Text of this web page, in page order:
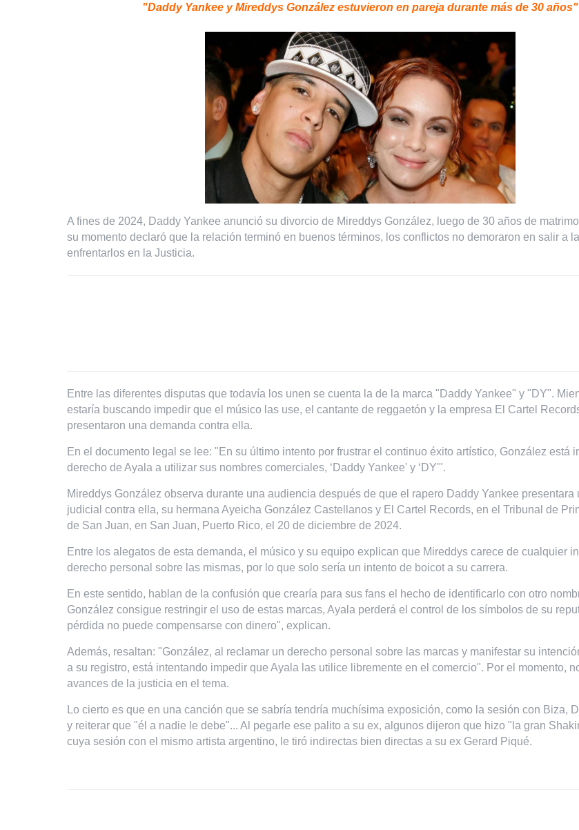
"Daddy Yankee y Mireddys González estuvieron en pareja durante más de 30 años"
A fines de 2024, Daddy Yankee anunció su divorcio de Mireddys González, luego de 30 años de
su momento declaró que la relación terminó en buenos términos, los conflictos no demoraron en salir a
enfrentarlos en la Justicia.
Entre las diferentes disputas que todavía los unen se cuenta la de la marca "Daddy Yankee" y "DY".
estaría buscando impedir que el músico las use, el cantante de reggaetón y la empresa El Cartel
presentaron una demanda contra ella.
En el documento legal se lee: "En su último intento por frustrar el continuo éxito artístico, González está
derecho de Ayala a utilizar sus nombres comerciales, ‘Daddy Yankee' y ‘DY'".
Mireddys González observa durante una audiencia después de que el rapero Daddy Yankee presentara
judicial contra ella, su hermana Ayeicha González Castellanos y El Cartel Records, en el Tribunal de
de San Juan, en San Juan, Puerto Rico, el 20 de diciembre de 2024.
Entre los alegatos de esta demanda, el músico y su equipo explican que Mireddys carece de cualquier
derecho personal sobre las mismas, por lo que solo sería un intento de boicot a su carrera.
En este sentido, hablan de la confusión que crearía para sus fans el hecho de identificarlo con otro
González consigue restringir el uso de estas marcas, Ayala perderá el control de los símbolos de su
pérdida no puede compensarse con dinero", explican.
Además, resaltan: "González, al reclamar un derecho personal sobre las marcas y manifestar su
a su registro, está intentando impedir que Ayala las utilice libremente en el comercio". Por el momento,
avances de la justicia en el tema.
Lo cierto es que en una canción que se sabría tendría muchísima exposición, como la sesión con Biza,
y reiterar que "él a nadie le debe"... Al pegarle ese palito a su ex, algunos dijeron que hizo "la gran
cuya sesión con el mismo artista argentino, le tiró indirectas bien directas a su ex Gerard Piqué.